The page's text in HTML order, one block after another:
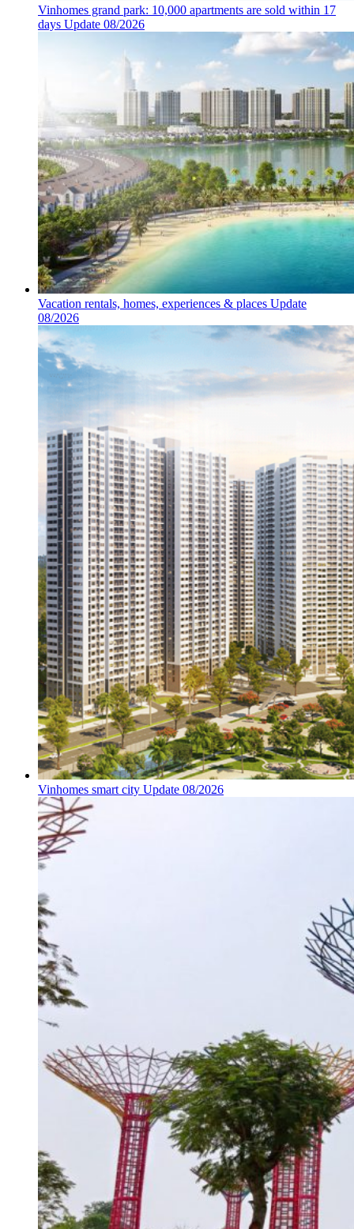
Vinhomes grand park: 10,000 apartments are sold within 17
days Update 08/2026
Vacation rentals, homes, experiences & places Update
08/2026
Vinhomes smart city Update 08/2026